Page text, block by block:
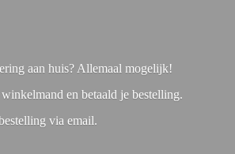
aan huis? Allemaal mogelijk!
en betaald je bestelling.
via email.